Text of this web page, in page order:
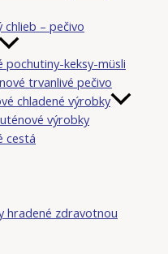
chlieb – pečivo
pochutiny-keksy-müsli
trvanlivé pečivo
chladené výrobky
výrobky
cestá
hradené zdravotnou